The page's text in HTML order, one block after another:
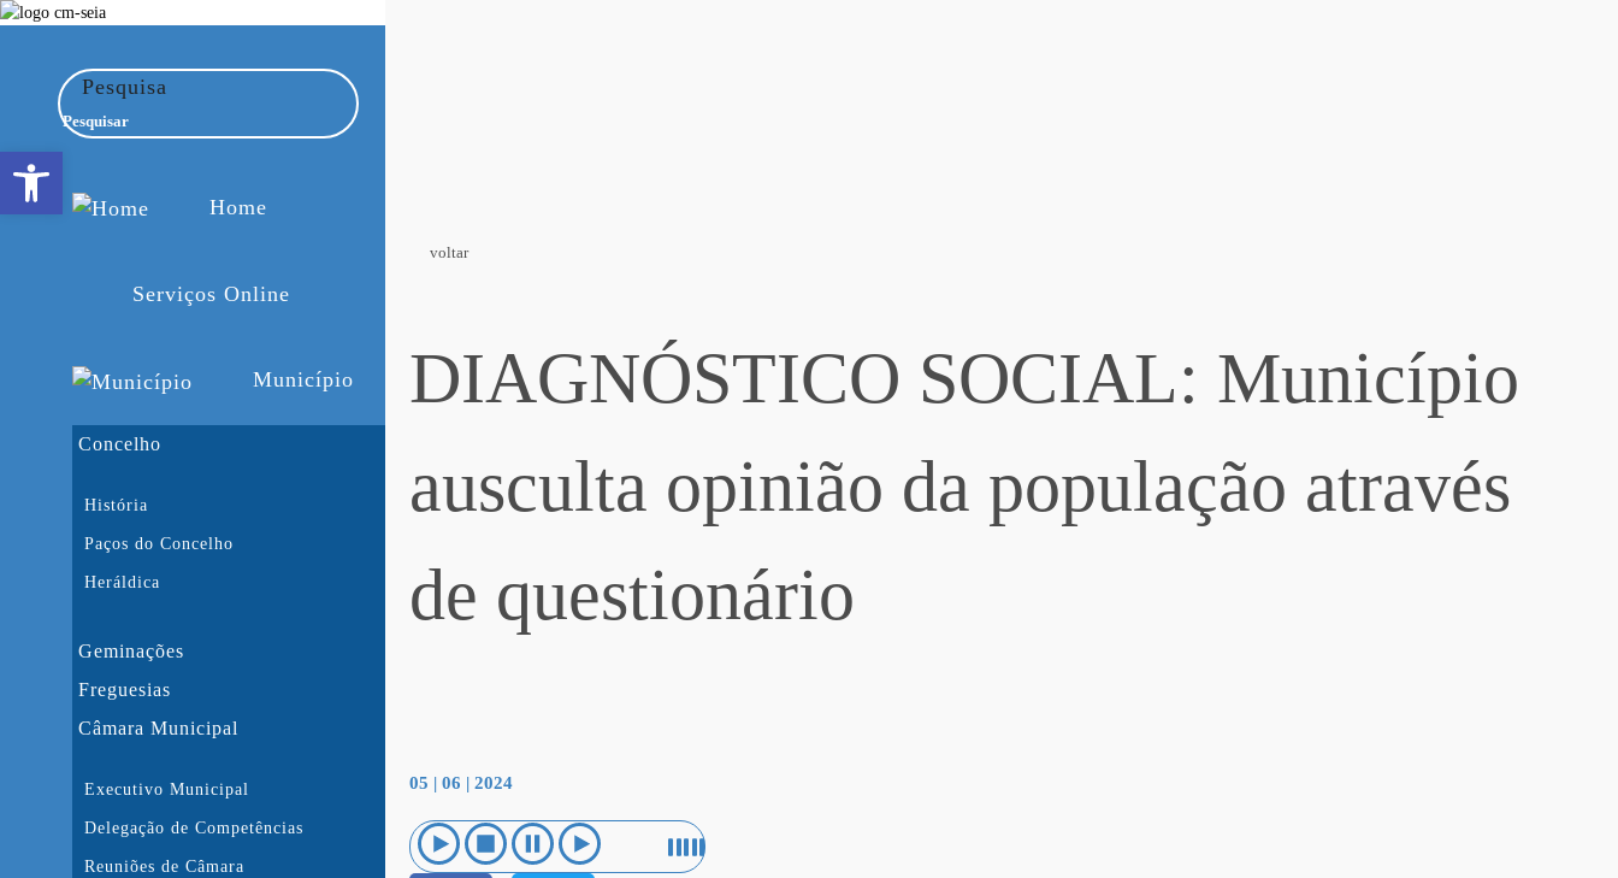
Pesquisa
Home
Serviços Online
Município
Concelho
História
Paços do Concelho
Heráldica
Geminações
Freguesias
Câmara Municipal
Executivo Municipal
Delegação de Competências
Reuniões de Câmara
voltar
DIAGNÓSTICO SOCIAL: Município
ausculta opinião da população através
de questionário
05 | 06 | 2024
Open toolbar